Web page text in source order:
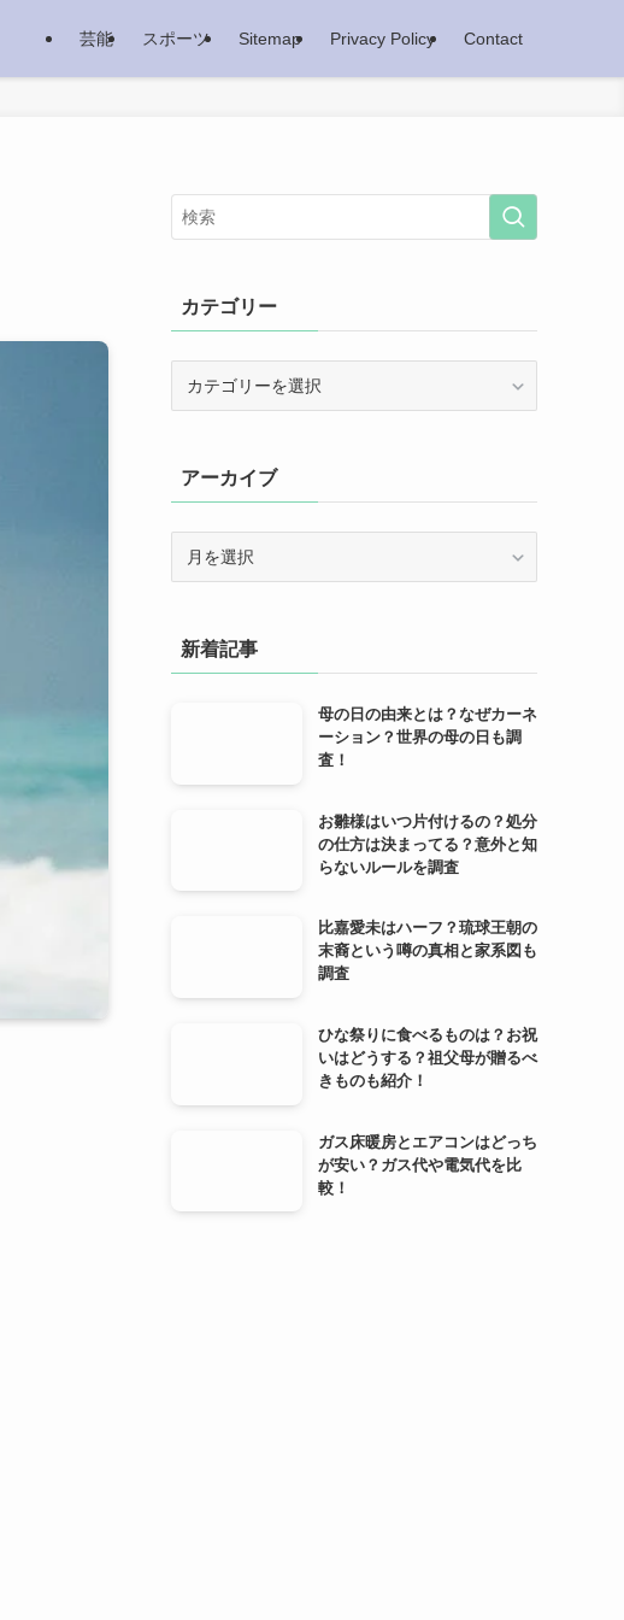
芸能 スポーツ Sitemap Privacy Policy Contact
カテゴリー
ーアーカイブ
ブ新着記事
母の日の由来とは？なぜカーネ
ーション？世界の母の日も調
査！
お雛様はいつ片付けるの？処分
の仕方は決まってる？意外と知
らないルールを調査
比嘉愛未はハーフ？琉球王朝の
末裔という噂の真相と家系図も
調査
ひな祭りに食べるものは？お祝
いはどうする？祖父母が贈るべ
きものも紹介！
ガス床暖房とエアコンはどっち
が安い？ガス代や電気代を比
較！